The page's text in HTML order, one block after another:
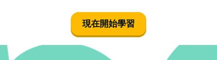
現在開始學習